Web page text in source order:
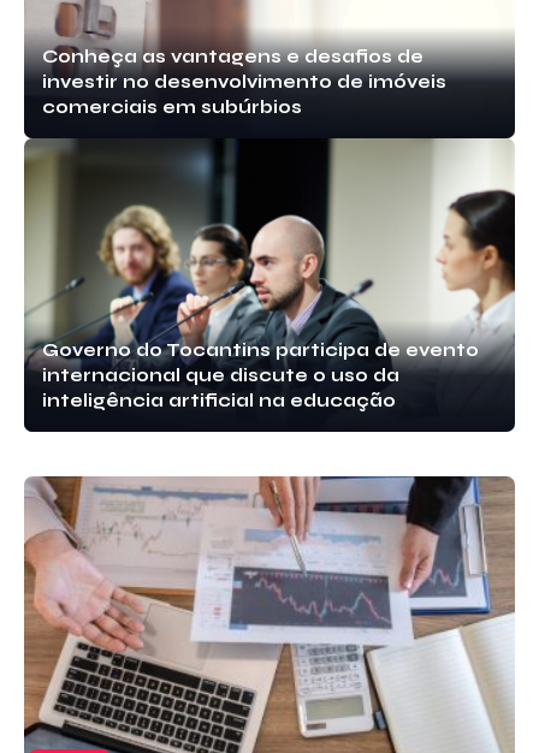
Conheça as vantagens e desafios de
investir no desenvolvimento de imóveis
comerciais em subúrbios
Governo do Tocantins participa de evento
internacional que discute o uso da
inteligência artificial na educação